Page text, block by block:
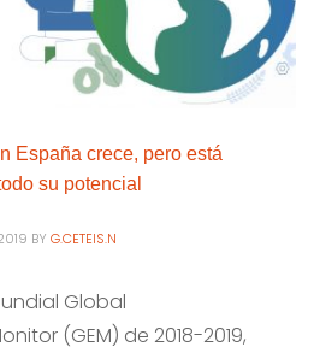
España crece, pero está
su potencial
BY G.CETEIS.N
Global
(GEM) de 2018-2019,